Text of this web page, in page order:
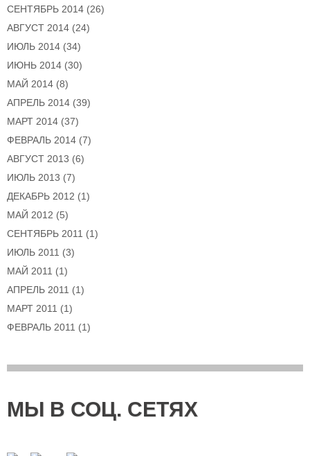
СЕНТЯБРЬ 2014 (26)
АВГУСТ 2014 (24)
ИЮЛЬ 2014 (34)
ИЮНЬ 2014 (30)
МАЙ 2014 (8)
АПРЕЛЬ 2014 (39)
МАРТ 2014 (37)
ФЕВРАЛЬ 2014 (7)
АВГУСТ 2013 (6)
ИЮЛЬ 2013 (7)
ДЕКАБРЬ 2012 (1)
МАЙ 2012 (5)
СЕНТЯБРЬ 2011 (1)
ИЮЛЬ 2011 (3)
МАЙ 2011 (1)
АПРЕЛЬ 2011 (1)
МАРТ 2011 (1)
ФЕВРАЛЬ 2011 (1)
МЫ В СОЦ. СЕТЯХ